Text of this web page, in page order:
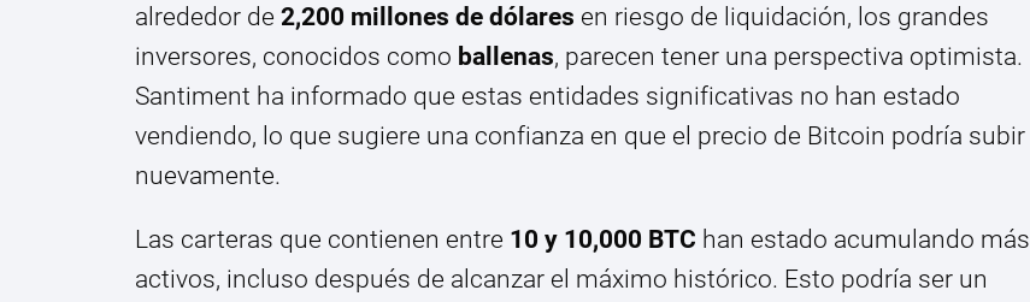
alrededor de 2,200 millones de dólares en riesgo de liquidación, los grandes
inversores, conocidos como ballenas, parecen tener una perspectiva optimista.
Santiment ha informado que estas entidades significativas no han estado
vendiendo, lo que sugiere una confianza en que el precio de Bitcoin podría subir
nuevamente.
Las carteras que contienen entre 10 y 10,000 BTC han estado acumulando más
activos, incluso después de alcanzar el máximo histórico. Esto podría ser un